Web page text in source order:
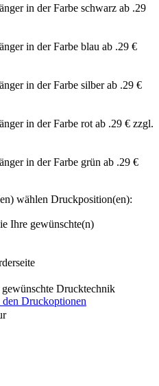
wählen Druckposition(en):
Ihre gewünschte(n)
Drucktechnik
Druckoptionen